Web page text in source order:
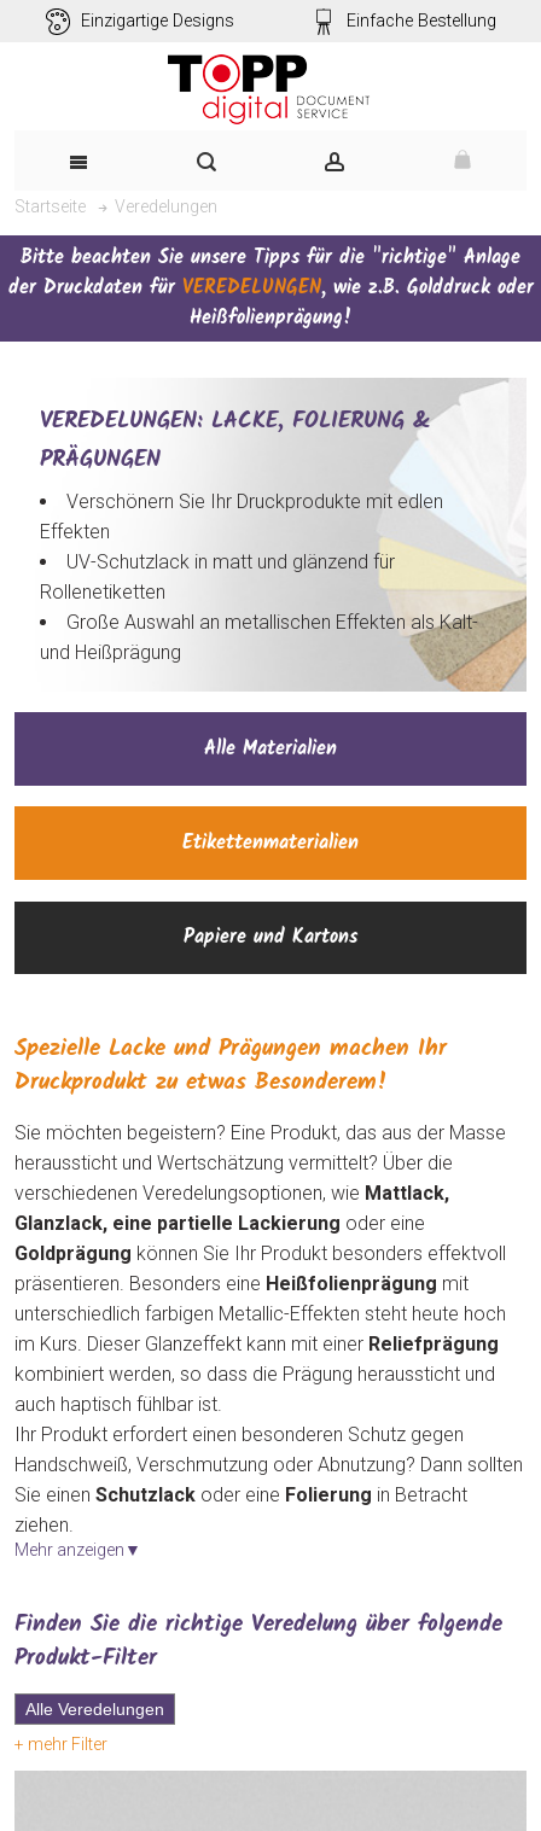
Einzigartige Designs Einfache Bestellung
Startseite Veredelungen
Bitte beachten Sie unsere Tipps für die "richtige" Anlage
der Druckdaten für VEREDELUNGEN, wie z.B. Golddruck oder
Heißfolienprägung!
VEREDELUNGEN: LACKE, FOLIERUNG &
PRÄGUNGEN
Verschönern Sie Ihr Druckprodukte mit edlen
Effekten
UV-Schutzlack in matt und glänzend für
Rollenetiketten
Große Auswahl an metallischen Effekten als Kalt-
und Heißprägung
Alle Materialien
Etikettenmaterialien
Papiere und Kartons
Spezielle Lacke und Prägungen machen Ihr
Druckprodukt zu etwas Besonderem!
Sie möchten begeistern? Eine Produkt, das aus der Masse
heraussticht und Wertschätzung vermittelt? Über die
verschiedenen Veredelungsoptionen, wie Mattlack,
Glanzlack, eine partielle Lackierung oder eine
Goldprägung können Sie Ihr Produkt besonders effektvoll
präsentieren. Besonders eine Heißfolienprägung mit
unterschiedlich farbigen Metallic-Effekten steht heute hoch
im Kurs. Dieser Glanzeffekt kann mit einer Reliefprägung
kombiniert werden, so dass die Prägung heraussticht und
auch haptisch fühlbar ist.
Ihr Produkt erfordert einen besonderen Schutz gegen
Handschweiß, Verschmutzung oder Abnutzung? Dann sollten
Sie einen Schutzlack oder eine Folierung in Betracht
ziehen.
Mehr anzeigen▼
Finden Sie die richtige Veredelung über folgende
Produkt-Filter
Alle Veredelungen
+ mehr Filter